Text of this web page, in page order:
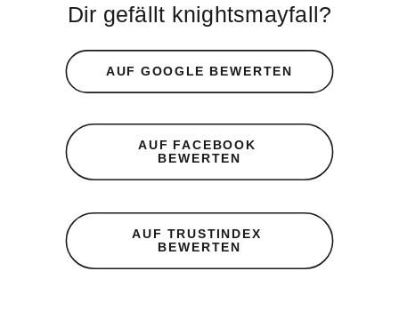
Dir gefällt knightsmayfall?
AUF GOOGLE BEWERTEN
AUF FACEBOOK
BEWERTEN
AUF TRUSTINDEX
BEWERTEN